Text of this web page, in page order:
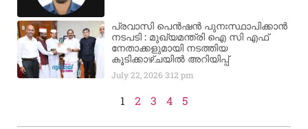
പ്രവാസി പെൻഷൻ പുനഃസ്ഥാപിക്കാൻ
നടപടി : മുഖ്യമന്ത്രി ഐ സി എഫ്
നേതാക്കളുമായി നടത്തിയ
കൂടിക്കാഴ്ചയിൽ അറിയിപ്പ്
July 22, 20263:12 pm
1 2 3 4 5